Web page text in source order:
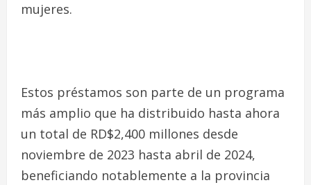
mujeres.
Estos préstamos son parte de un programa
más amplio que ha distribuido hasta ahora
un total de RD$2,400 millones desde
noviembre de 2023 hasta abril de 2024,
beneficiando notablemente a la provincia